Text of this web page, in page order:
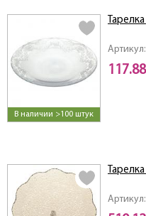
В наличии >100 штук